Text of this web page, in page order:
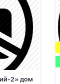
2» дом